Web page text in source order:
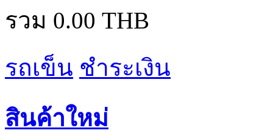
รวม 0.00 THB
รถเข็น ชำระเงิน
สินค้าใหม่